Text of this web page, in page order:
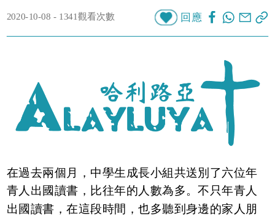
2020-10-08 - 1341觀看次數 回應
在過去兩個月，中學生成長小組共送別了六位年
青人出國讀書，比往年的人數為多。不只年青人
出國讀書，在這段時間，也多聽到身邊的家人朋